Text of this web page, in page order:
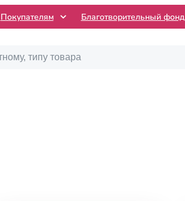
Покупателям Благотворительный фонд